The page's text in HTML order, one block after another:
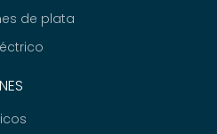
de plata